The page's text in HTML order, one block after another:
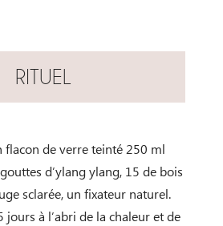
RITUEL
flacon de verre teinté 250 ml
d’ylang ylang, 15 de bois
sclarée, un fixateur naturel.
jours à l’abri de la chaleur et de